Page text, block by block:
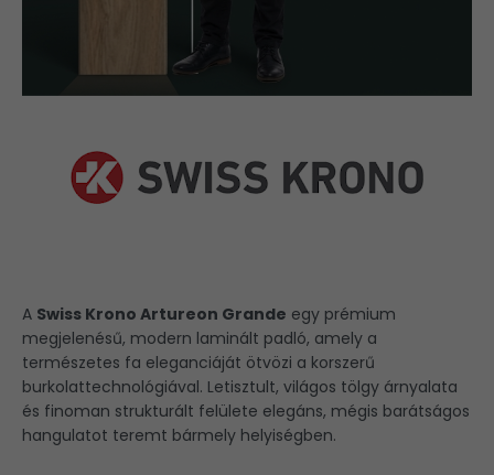
A Swiss Krono Artureon Grande egy prémium
megjelenésű, modern laminált padló, amely a
természetes fa eleganciáját ötvözi a korszerű
burkolattechnológiával. Letisztult, világos tölgy árnyalata
és finoman strukturált felülete elegáns, mégis barátságos
hangulatot teremt bármely helyiségben.